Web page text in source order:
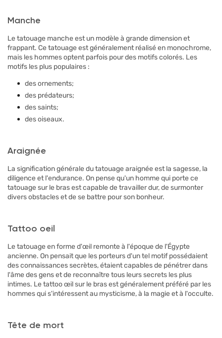
Manche
Le tatouage manche est un modèle à grande dimension et
frappant. Ce tatouage est généralement réalisé en monochrome,
mais les hommes optent parfois pour des motifs colorés. Les
motifs les plus populaires :
des ornements;
des prédateurs;
des saints;
des oiseaux.
Araignée
La signification générale du tatouage araignée est la sagesse, la
diligence et l'endurance. On pense qu'un homme qui porte ce
tatouage sur le bras est capable de travailler dur, de surmonter
divers obstacles et de se battre pour son bonheur.
Tattoo oeil
Le tatouage en forme d'œil remonte à l'époque de l'Égypte
ancienne. On pensait que les porteurs d'un tel motif possédaient
des connaissances secrètes, étaient capables de pénétrer dans
l'âme des gens et de reconnaître tous leurs secrets les plus
intimes. Le tattoo œil sur le bras est généralement préféré par les
hommes qui s'intéressent au mysticisme, à la magie et à l'occulte.
Tête de mort